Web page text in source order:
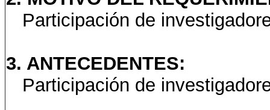
Participación de
3. ANTECEDENTES:
Participación de